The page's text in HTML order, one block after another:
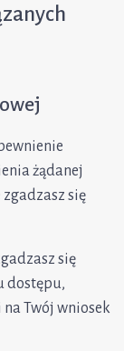
żądanej
zgadzasz się
się
dostępu,
Twój wniosek